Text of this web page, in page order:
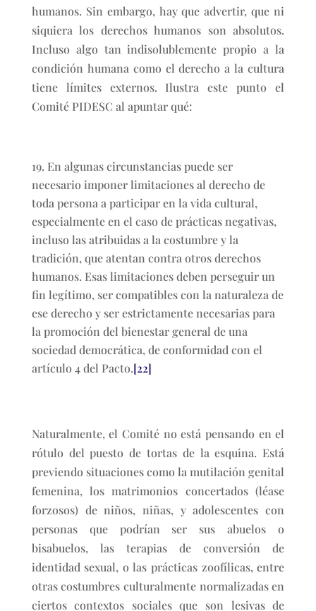
humanos. Sin embargo, hay que advertir, que ni
siquiera los derechos humanos son absolutos.
Incluso algo tan indisolublemente propio a la
condición humana como el derecho a la cultura
tiene límites externos. Ilustra este punto el
Comité PIDESC al apuntar qué:
En algunas circunstancias puede ser
necesario imponer limitaciones al derecho de
toda persona a participar en la vida cultural,
especialmente en el caso de prácticas negativas,
incluso las atribuidas a la costumbre y la
tradición, que atentan contra otros derechos
humanos. Esas limitaciones deben perseguir un
fin legítimo, ser compatibles con la naturaleza de
ese derecho y ser estrictamente necesarias para
la promoción del bienestar general de una
sociedad democrática, de conformidad con el
artículo 4 del Pacto.[22]
Naturalmente, el Comité no está pensando en el
rótulo del puesto de tortas de la esquina. Está
previendo situaciones como la mutilación genital
femenina, los matrimonios concertados (léase
forzosos) de niños, niñas, y adolescentes con
personas que podrían ser sus abuelos o
bisabuelos, las terapias de conversión de
identidad sexual, o las prácticas zoofílicas, entre
otras costumbres culturalmente normalizadas en
ciertos contextos sociales que son lesivas de